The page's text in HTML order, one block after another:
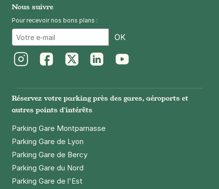
Nous suivre
Pour recevoir nos bons plans :
OK
Réservez votre parking près des gares, aéroports et
autres points d'intérêts
Parking Gare Montparnasse
Parking Gare de Lyon
Parking Gare de Bercy
Parking Gare du Nord
Parking Gare de l'Est